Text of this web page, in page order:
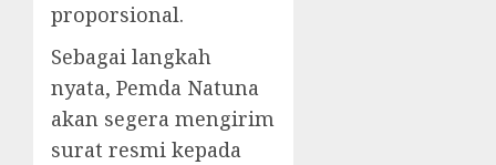
proporsional.
Sebagai langkah
nyata, Pemda Natuna
akan segera mengirim
surat resmi kepada